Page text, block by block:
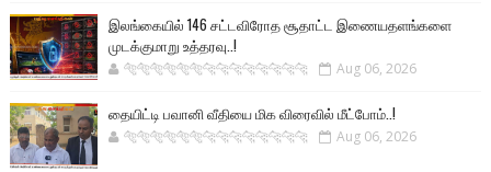
இலங்கையில் 146 சட்டவிரோத சூதாட்ட இணையதளங்களை
முடக்குமாறு உத்தரவு..!
🐅🐅🐅🐅🐅🐅🐆🐆🐆🐆🐆🐆🐆🐆 Aug 06, 2026
தையிட்டி பவானி வீதியை மிக விரைவில் மீட்போம்..!
🐅🐅🐅🐅🐅🐅🐆🐆🐆🐆🐆🐆🐆🐆 Aug 06, 2026